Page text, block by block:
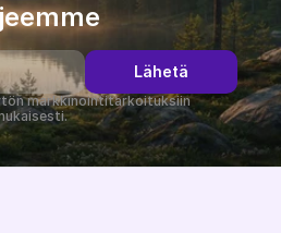
Lähetä
Hyväksyn tietojeni käytön markkinointitarkoituksiin